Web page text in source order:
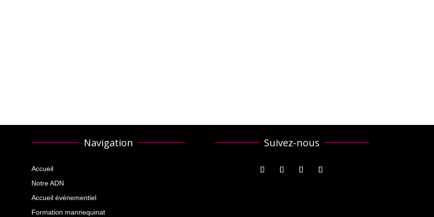
Navigation
Accueil
Notre ADN
Accueil événementiel
Formation mannequinat
Suivez-nous